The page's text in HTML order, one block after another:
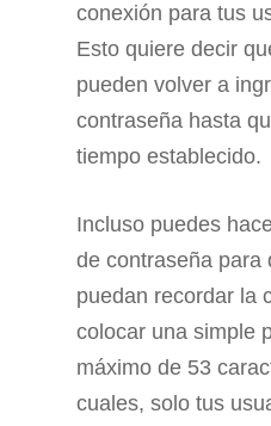
conexión para tus
Esto quiere decir
pueden volver a
contraseña hasta
tiempo establecido.
Incluso puedes
de contraseña para
puedan recordar la
colocar una simple
máximo de 53
cuales, solo tus